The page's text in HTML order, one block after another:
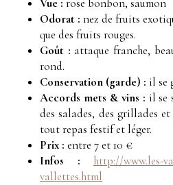
Vue : rose bonbon, saumon
Odorat : nez de fruits
que des fruits rouges.
Goût : attaque franche,
rond.
Conservation (garde) : il se
Accords mets & vins : il se
des salades, des grillades
tout repas festif et léger.
Prix : entre 7 et 10 €
Infos : http://www.les-
vallettes.html